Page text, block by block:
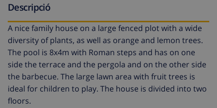
Descripció
A nice family house on a large fenced plot with a wide
diversity of plants, as well as orange and lemon trees.
The pool is 8x4m with Roman steps and has on one
side the terrace and the pergola and on the other side
the barbecue. The large lawn area with fruit trees is
ideal for children to play. The house is divided into two
floors.